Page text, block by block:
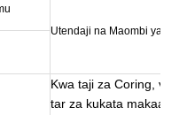
Utendaji na Maombi
Kwa taji za Coring,
tar za kukata makaa ya